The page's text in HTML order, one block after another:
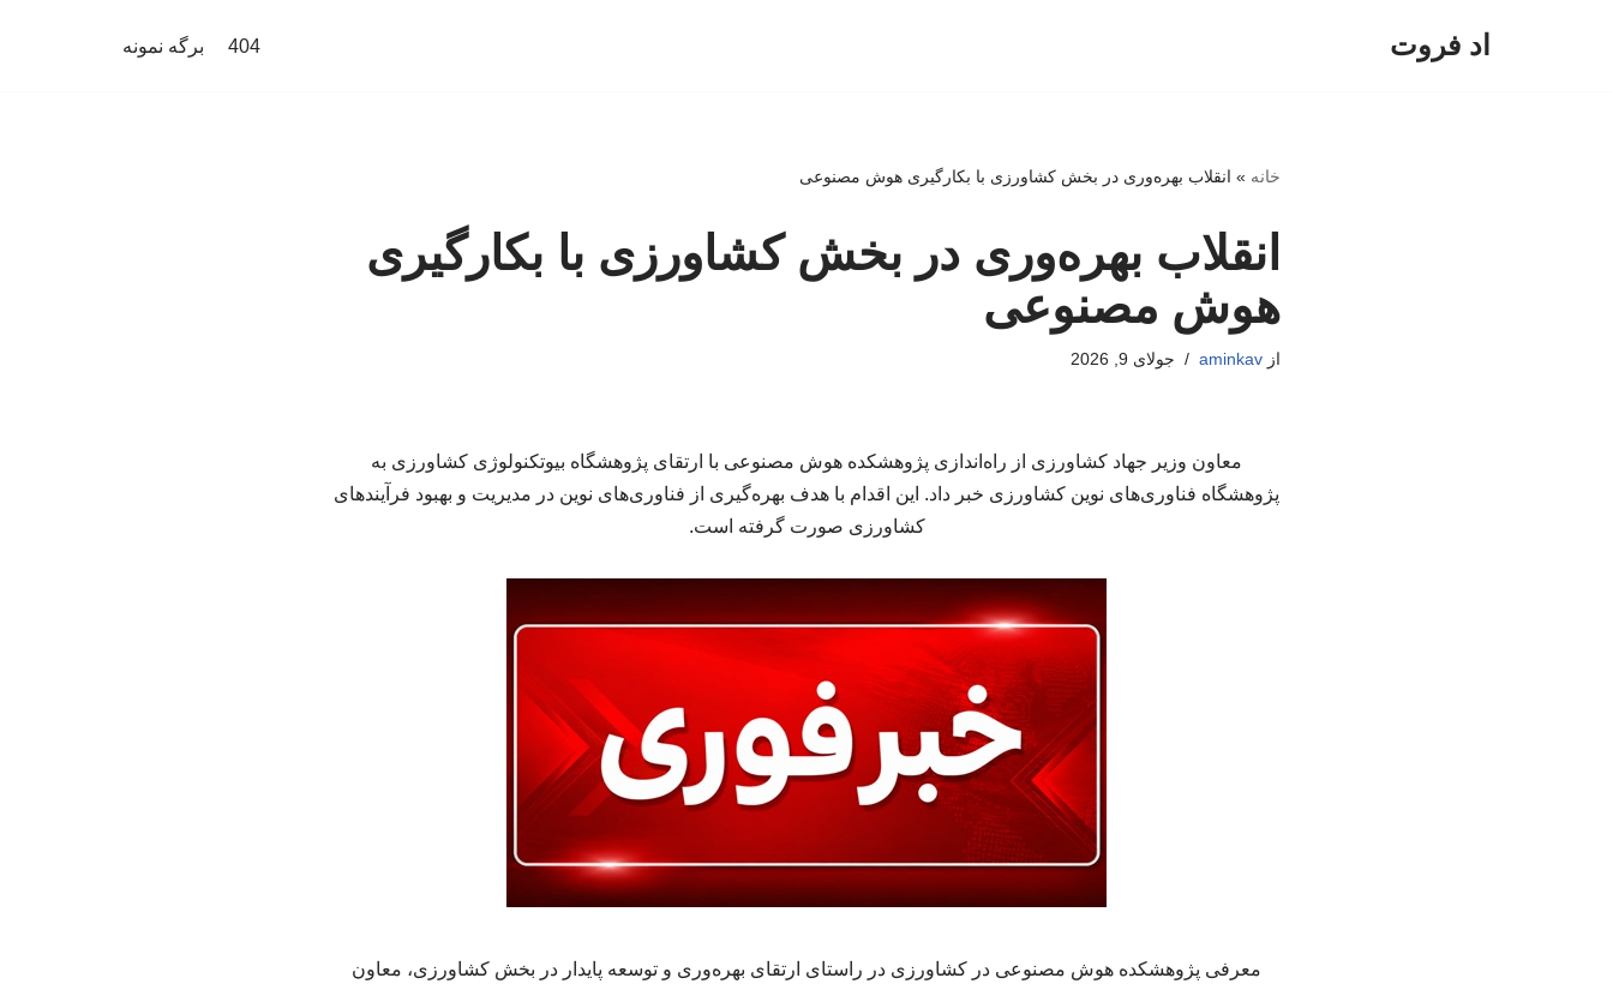
اد فروت 404 برگه نمونه
خانه » انقلاب بهره‌وری در بخش کشاورزی با بکارگیری هوش مصنوعی
انقلاب بهره‌وری در بخش کشاورزی با بکارگیری
هوش مصنوعی
ازaminkav جولای 9, 2026
معاون وزیر جهاد کشاورزی از راه‌اندازی پژوهشکده هوش مصنوعی با ارتقای پژوهشگاه بیوتکنولوژی کشاورزی به
پژوهشگاه فناوری‌های نوین کشاورزی خبر داد. این اقدام با هدف بهره‌گیری از فناوری‌های نوین در مدیریت و بهبود فرآیندهای
کشاورزی صورت گرفته است.
معرفی پژوهشکده هوش مصنوعی در کشاورزی در راستای ارتقای بهره‌وری و توسعه پایدار در بخش کشاورزی، معاون